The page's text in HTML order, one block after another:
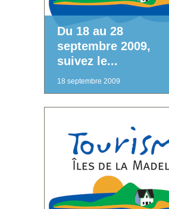
Du 18 au 28
septembre 2009,
suivez le...
18 septembre 2009